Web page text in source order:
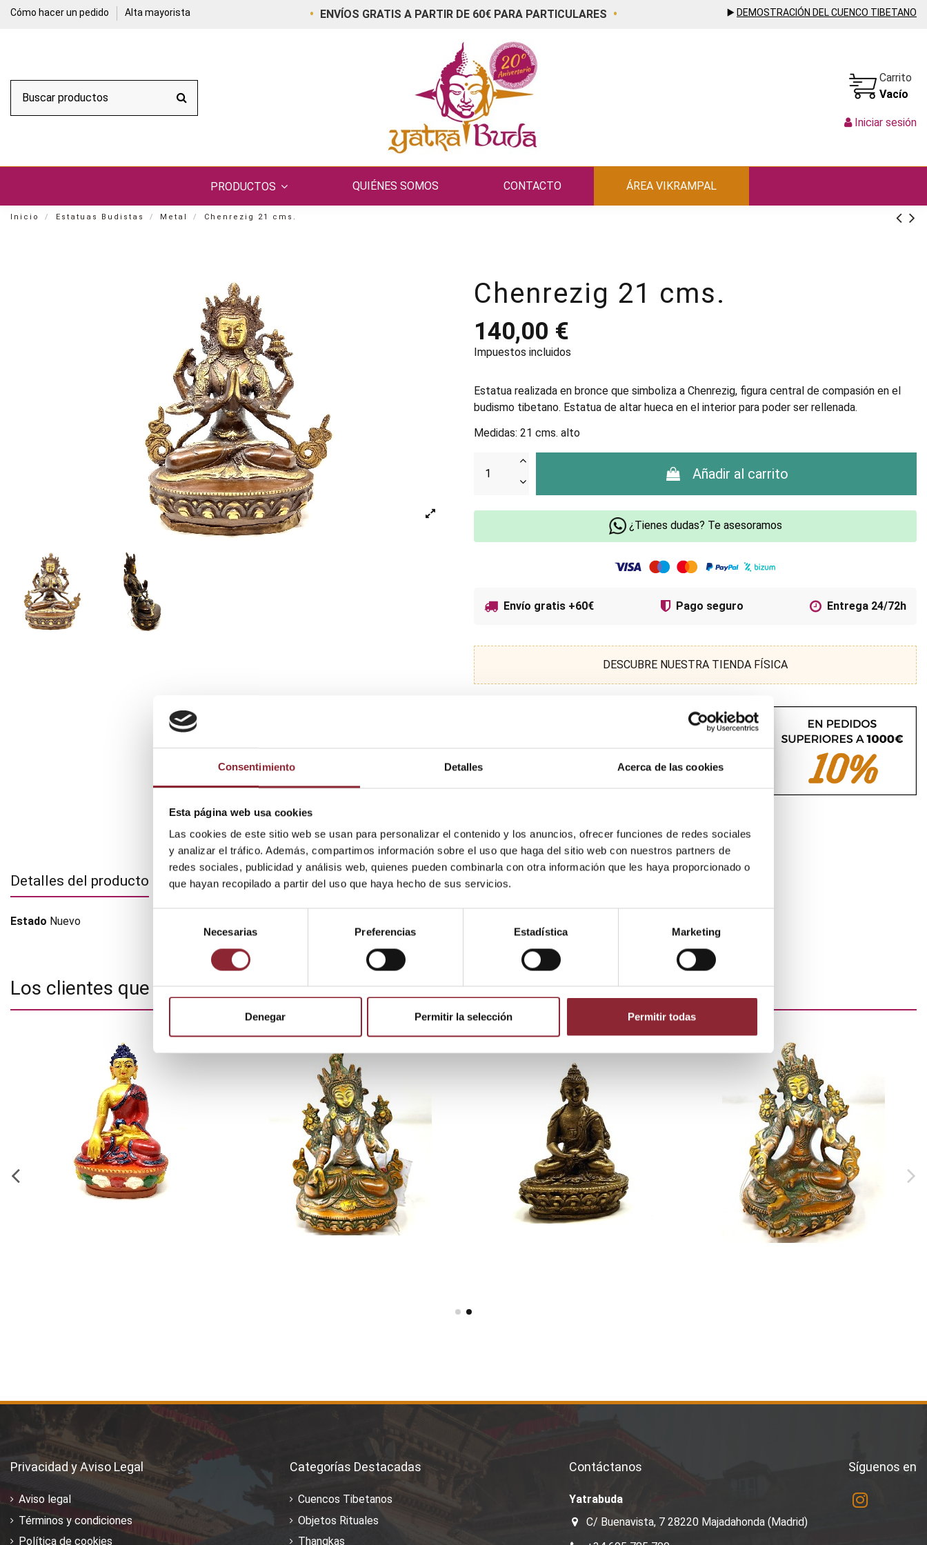
Consentimiento Detalles Acerca de las cookies
Esta página web usa cookies
Las cookies de este sitio web se usan para personalizar el contenido y los anuncios, ofrecer funciones de redes sociales
y analizar el tráfico. Además, compartimos información sobre el uso que haga del sitio web con nuestros partners de
redes sociales, publicidad y análisis web, quienes pueden combinarla con otra información que les haya proporcionado o
que hayan recopilado a partir del uso que haya hecho de sus servicios.
consentimiento
Necesarias Preferencias Estadística Marketing
Denegar Permitir la selección Permitir todas
Cómo hacer un pedido Alta mayorista • ENVÍOS GRATIS A PARTIR DE 60€ PARA PARTICULARES • ▶️ DEMOSTRACIÓN DEL CUENCO TIBETANO
Carrito
Vacío
Iniciar sesión
PRODUCTOS QUIÉNES SOMOS CONTACTO ÁREA VIKRAMPAL
Inicio Estatuas Budistas Metal Chenrezig 21 cms.
Chenrezig 21 cms.
140,00 €
Impuestos incluidos
Estatua realizada en bronce que simboliza a Chenrezig, figura central de compasión en el
budismo tibetano. Estatua de altar hueca en el interior para poder ser rellenada.
Medidas: 21 cms. alto
Añadir al carrito
¿Tienes dudas? Te asesoramos
Envío gratis +60€ Pago seguro Entrega 24/72h
DESCUBRE NUESTRA TIENDA FÍSICA
Detalles del producto
Estado Nuevo
Los clientes que adquirieron este producto también compraron:
Privacidad y Aviso Legal
Aviso legal
Términos y condiciones
Política de cookies
Categorías Destacadas
Cuencos Tibetanos
Objetos Rituales
Thangkas
Contáctanos
Yatrabuda
C/ Buenavista, 7 28220 Majadahonda (Madrid)
Síguenos en